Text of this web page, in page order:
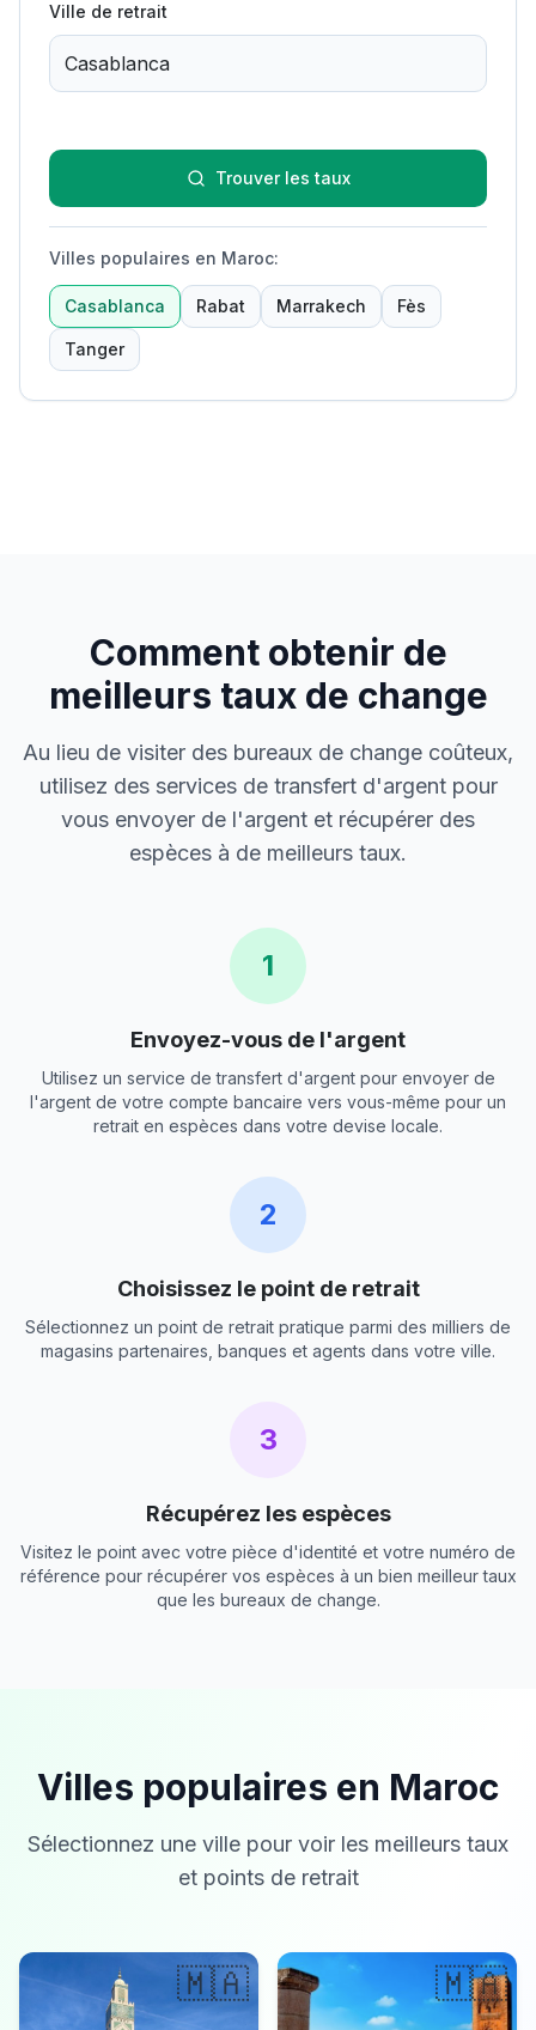
Ville de retrait
Trouver les taux
Villes populaires en Maroc:
Casablanca Rabat Marrakech Fès
Tanger
Comment obtenir de
meilleurs taux de change
Au lieu de visiter des bureaux de change coûteux,
utilisez des services de transfert d'argent pour
vous envoyer de l'argent et récupérer des
espèces à de meilleurs taux.
1
Envoyez-vous de l'argent
Utilisez un service de transfert d'argent pour envoyer de
l'argent de votre compte bancaire vers vous-même pour un
retrait en espèces dans votre devise locale.
2
Choisissez le point de retrait
Sélectionnez un point de retrait pratique parmi des milliers de
magasins partenaires, banques et agents dans votre ville.
3
Récupérez les espèces
Visitez le point avec votre pièce d'identité et votre numéro de
référence pour récupérer vos espèces à un bien meilleur taux
que les bureaux de change.
Villes populaires en Maroc
Sélectionnez une ville pour voir les meilleurs taux
et points de retrait
🇲🇦 🇲🇦